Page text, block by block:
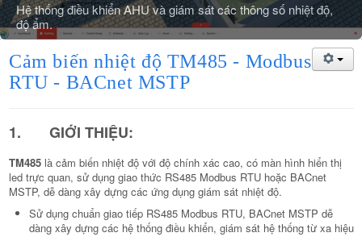
Hệ thống điều khiển AHU và giám sát các thông số nhiệt độ,
độ ẩm.
Cảm biến nhiệt độ TM485 - Modbus
RTU - BACnet MSTP
1. GIỚI THIỆU:
TM485 là cảm biến nhiệt độ với độ chính xác cao, có màn hình hiển thị
led trực quan, sử dụng giao thức RS485 Modbus RTU hoặc BACnet
MSTP, dễ dàng xây dựng các ứng dụng giám sát nhiệt độ.
Sử dụng chuẩn giao tiếp RS485 Modbus RTU, BACnet MSTP dễ
dàng xây dựng các hệ thống điều khiển, giám sát hệ thống từ xa hiệu